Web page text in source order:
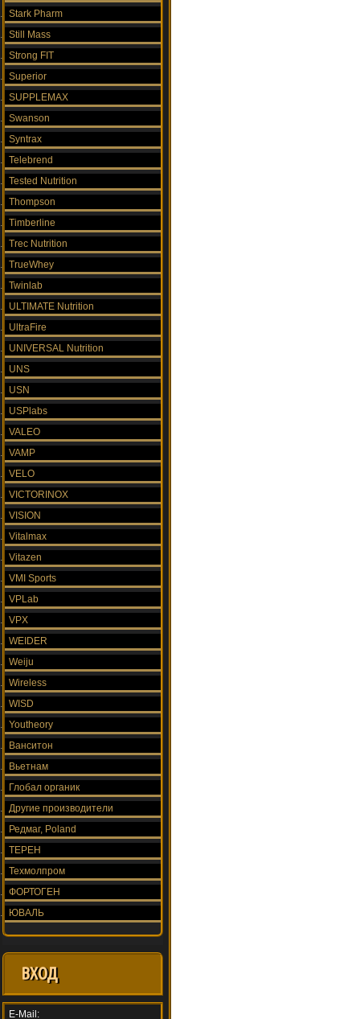
Stark Pharm
Still Mass
Strong FIT
Superior
SUPPLEMAX
Swanson
Syntrax
Telebrend
Tested Nutrition
Thompson
Timberline
Trec Nutrition
TrueWhey
Twinlab
ULTIMATE Nutrition
UltraFire
UNIVERSAL Nutrition
UNS
USN
USPlabs
VALEO
VAMP
VELO
VICTORINOX
VISION
Vitalmax
Vitazen
VMI Sports
VPLab
VPX
WEIDER
Weiju
Wireless
WISD
Youtheory
Ванситон
Вьетнам
Глобал органик
Другие производители
Редмаг, Poland
ТЕРЕН
Техмолпром
ФОРТОГЕН
ЮВАЛЬ
ВХОД
E-Mail: